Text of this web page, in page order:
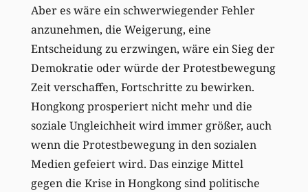
Aber es wäre ein schwerwiegender Fehler
anzunehmen, die Weigerung, eine
Entscheidung zu erzwingen, wäre ein Sieg der
Demokratie oder würde der Protestbewegung
Zeit verschaffen, Fortschritte zu bewirken.
Hongkong prosperiert nicht mehr und die
soziale Ungleichheit wird immer größer, auch
wenn die Protestbewegung in den sozialen
Medien gefeiert wird. Das einzige Mittel
gegen die Krise in Hongkong sind politische